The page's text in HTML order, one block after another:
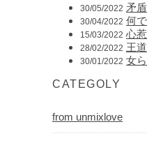
30/05/2022 矛
30/04/2022 何
15/03/2022 心
28/02/2022 王
30/01/2022 女
CATEGOLY
from unmixlove